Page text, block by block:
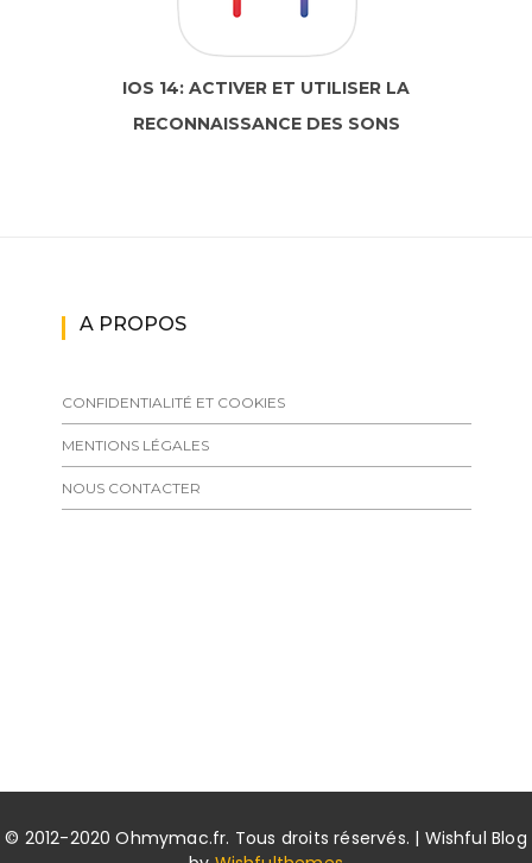
IOS 14: ACTIVER ET UTILISER LA
RECONNAISSANCE DES SONS
A PROPOS
CONFIDENTIALITÉ ET COOKIES
MENTIONS LÉGALES
NOUS CONTACTER
© 2012-2020 Ohmymac.fr. Tous droits réservés. | Wishful Blog